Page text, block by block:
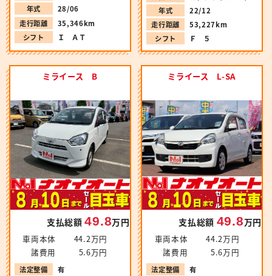
年式
28/06
走行距離
35,346km
シフト
Ｉ ＡＴ
年式
22/12
走行距離
53,227km
シフト
Ｆ ５
ミライース B
支払総額49.8万円
車両本体
44.2万円
諸費用
5.6万円
法定整備
有
ミライース L-SA
支払総額 49.8万円
車両本体
44.2万円
諸費用
5.6万円
法定整備
有